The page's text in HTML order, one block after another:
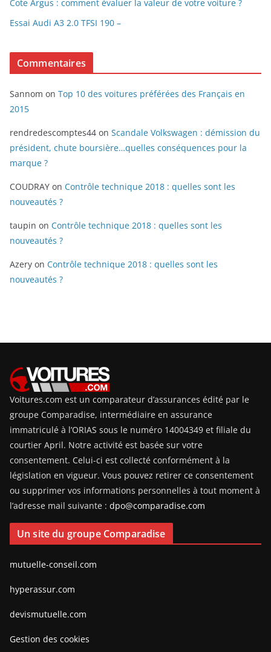
Cote Argus : comment évaluer la valeur de votre voiture ?
Essai Audi A3 2.0 TFSI 190 –
Commentaires
Sannom on Top 10 des voitures préférées des Français en
2015
rendredescomptes44 on Scandale Volkswagen : démission du
président, chute boursière…quelles conséquences pour la
marque ?
COUDRAY on Contrôle technique 2018 : quelles sont les
nouveautés ?
taupin on Contrôle technique 2018 : quelles sont les
nouveautés ?
Azery on Contrôle technique 2018 : quelles sont les
nouveautés ?
Voitures.com est un comparateur d’assurances édité par le
groupe Comparadise, intermédiaire en assurance
immatriculé à l’ORIAS sous le numéro 14004349 et filiale du
courtier April. Notre activité est basée sur votre
consentement. Celui-ci est collecté conformément à la
législation en vigueur. Vous pouvez retirer ce consentement
ou supprimer vos informations personnelles à tout moment à
l’adresse mail suivante : dpo@comparadise.com
Un site du groupe Comparadise
mutuelle-conseil.com
hyperassur.com
devismutuelle.com
Gestion des cookies